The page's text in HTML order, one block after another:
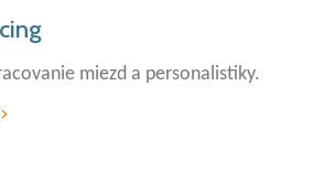
miezd a personalistiky.